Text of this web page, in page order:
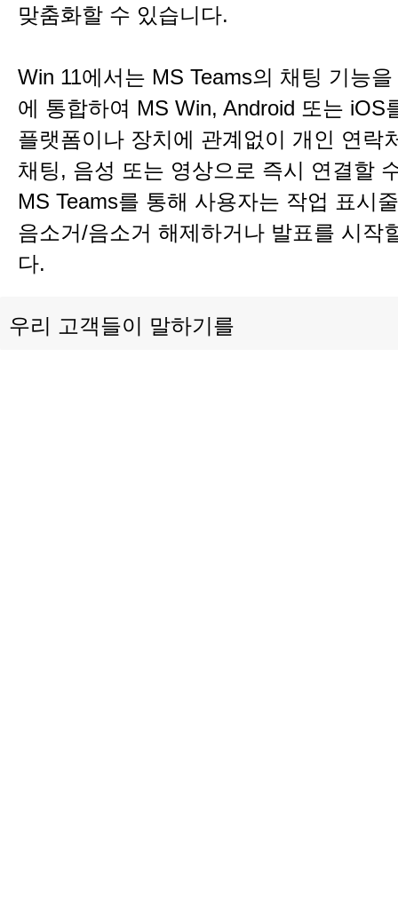
맞춤화할 수 있습니다.
Win 11에서는 MS Teams의 채팅 기능
에 통합하여 MS Win, Android 또는 iOS
플랫폼이나 장치에 관계없이 개인 연락
채팅, 음성 또는 영상으로 즉시 연결할
MS Teams를 통해 사용자는 작업 표시
음소거/음소거 해제하거나 발표를 시작
다.
우리 고객들이 말하기를